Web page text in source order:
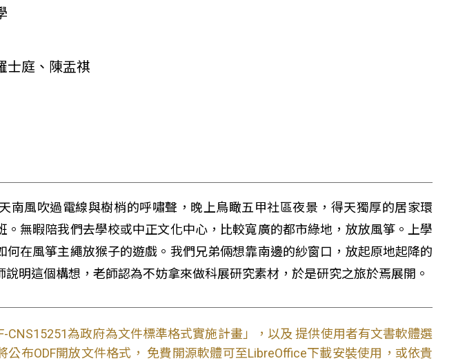
士庭、陳盂祺
南風吹過電線與樹梢的呼嘯聲，晚上鳥瞰五甲社區夜景，得天獨厚的居家環
。無暇陪我們去學校或中正文化中心，比較寬廣的都市綠地，放放風箏。上學
何在風箏主繩放猴子的遊戲。我們兄弟倆想靠南邊的紗窗口，放起原地起降的
明這個構想，老師認為不妨拿來做科展研究素材，於是研究之旅於焉展開。
CNS15251為政府為文件標準格式實施計畫」，以及 提供使用者有文書軟體選
布ODF開放文件格式， 免費開源軟體可至LibreOffice下載安裝使用，或依貴